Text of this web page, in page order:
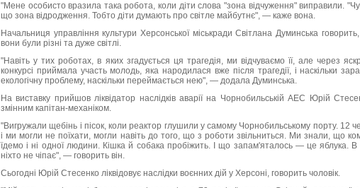
"Мене особисто вразила така робота, коли діти слова "зона відчуження" виправили.
що зона відродження. Тобто діти думають про світле майбутнє", — каже вона.
Начальниця управління культури Херсонської міськради Світлана Думинська
вони були різні та дуже світлі.
"Навіть у тих роботах, в яких згадується ця трагедія, ми відчуваємо її, але через
конкурсі приймала участь молодь, яка народилася вже після трагедії, і наскільки
екологічну проблему, наскільки переймається нею", — додала Думинська.
На виставку прийшов ліквідатор наслідків аварії на Чорнобильській АЕС Юрій
змінним капітан-механіком.
"Вигружали щебінь і пісок, коли реактор глушили у самому Чорнобильському порту. 12
і ми могли не поїхати, могли навіть до того, що з роботи звільниться. Ми знали, що
їдемо і ні одної людини. Кішка й собака пробіжить. І що запам'яталось — це яблука. В
ніхто не чіпає", — говорить він.
Сьогодні Юрій Стесенко ліквідовує наслідки воєнних дій у Херсоні, говорить чоловік.